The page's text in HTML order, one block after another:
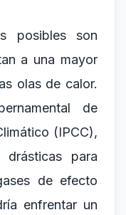
posibles son
a una mayor
olas de calor.
de
(IPCC),
para
de efecto
enfrentar un